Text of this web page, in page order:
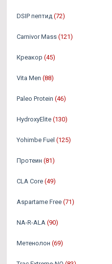
DSIP пептид (72)
Carnivor Mass (121)
Креакор (45)
Vita Men (88)
Paleo Protein (46)
HydroxyElite (130)
Yohimbe Fuel (125)
Протеин (81)
CLA Core (49)
Aspartame Free (71)
NA-R-ALA (90)
Метенолон (69)